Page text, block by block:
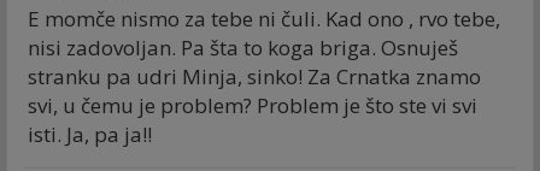
E momče nismo za tebe ni čuli. Kad ono , rvo tebe,
nisi zadovoljan. Pa šta to koga briga. Osnuješ
stranku pa udri Minja, sinko! Za Crnatka znamo
svi, u čemu je problem? Problem je što ste vi svi
isti. Ja, pa ja!!